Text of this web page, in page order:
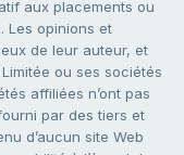
aux placements ou
Les opinions et
de leur auteur, et
ou ses sociétés
affiliées n’ont pas
par des tiers et
d’aucun site Web